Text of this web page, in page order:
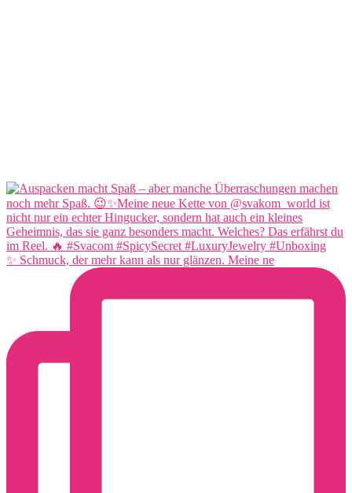
✨ Schmuck, der mehr kann als nur glänzen. Meine ne